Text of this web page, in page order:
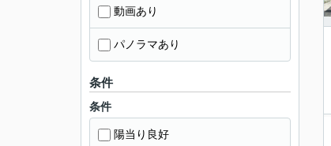
動画あり
パノラマあり
条件
条件
陽当り良好